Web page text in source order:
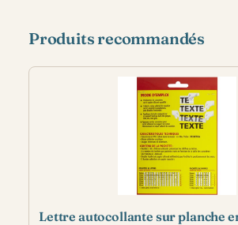
Produits recommandés
Lettre autocollante sur planche